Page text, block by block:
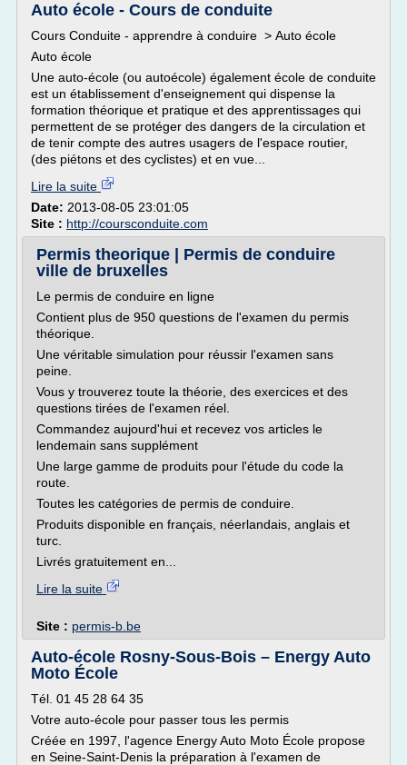
Auto école - Cours de conduite
Cours Conduite - apprendre à conduire > Auto école
Auto école
Une auto-école (ou autoécole) également école de conduite
est un établissement d'enseignement qui dispense la
formation théorique et pratique et des apprentissages qui
permettent de se protéger des dangers de la circulation et
de tenir compte des autres usagers de l'espace routier,
(des piétons et des cyclistes) et en vue...
Lire la suite
Date: 2013-08-05 23:01:05
Site : http://coursconduite.com
Permis theorique | Permis de conduire
ville de bruxelles
Le permis de conduire en ligne
Contient plus de 950 questions de l'examen du permis
théorique.
Une véritable simulation pour réussir l'examen sans
peine.
Vous y trouverez toute la théorie, des exercices et des
questions tirées de l'examen réel.
Commandez aujourd'hui et recevez vos articles le
lendemain sans supplément
Une large gamme de produits pour l'étude du code la
route.
Toutes les catégories de permis de conduire.
Produits disponible en français, néerlandais, anglais et
turc.
Livrés gratuitement en...
Lire la suite
Site : permis-b.be
Auto-école Rosny-Sous-Bois – Energy Auto
Moto École
Tél. 01 45 28 64 35
Votre auto-école pour passer tous les permis
Créée en 1997, l'agence Energy Auto Moto École propose
en Seine-Saint-Denis la préparation à l'examen de